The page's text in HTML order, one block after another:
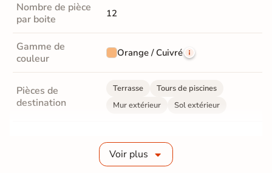
Nombre de pièce
par boite
12
Gamme de
couleur
Orange / Cuivré
Pièces de
destination
Terrasse
Tours de piscines
Mur extérieur
Sol extérieur
8 mm
Voir plus